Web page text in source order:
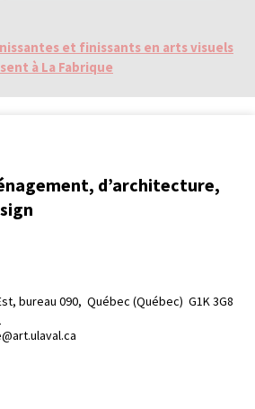
et finissants en arts visuels
à La Fabrique
d’architecture,
bureau 090, Québec (Québec)  G1K 3G8
YouTube